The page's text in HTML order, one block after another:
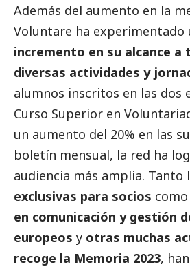
Además del aumento en la
Voluntare ha experimentado
incremento en su alcance a
diversas actividades y
alumnos inscritos en las dos
Curso Superior en
un aumento del 20% en las
boletín mensual, la red ha
audiencia más amplia. Tanto
exclusivas para socios
en comunicación y gestión
europeos y otras muchas
recoge la Memoria 2023,